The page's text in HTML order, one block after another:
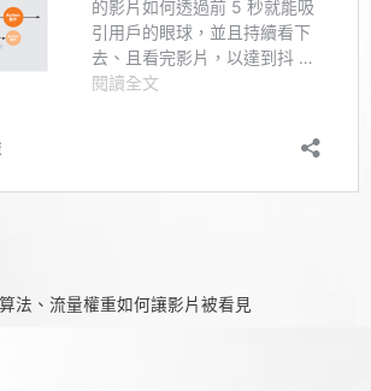
法、流量權重如何讓影片被看見